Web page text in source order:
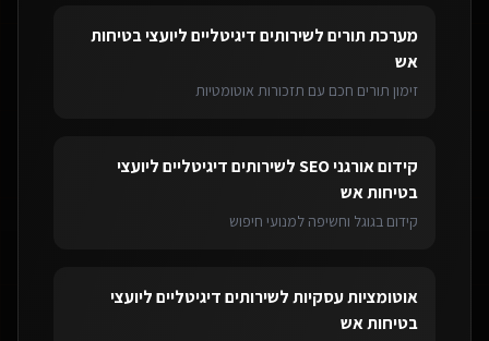
מערכת תוריםלשירותים דיגיטליים ליועצי בטיחות
אש
זימון תורים חכם עם תזכורות אוטומטיות
קידום אורגני SEO לשירותים דיגיטליים ליועצי
בטיחות אש
קידום בגוגל וחשיפה למנועי חיפוש
אוטומציות עסקיותלשירותים דיגיטליים ליועצי
בטיחות אש